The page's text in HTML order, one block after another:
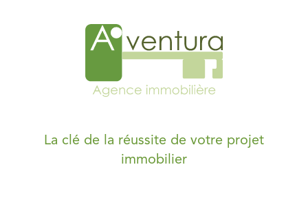
La clé de la réussite de votre projet
immobilier